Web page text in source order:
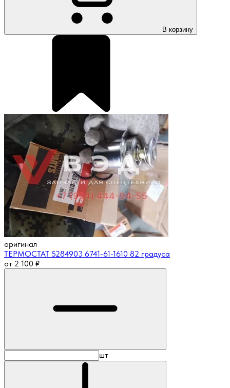
В корзину
оригинал
ТЕРМОСТАТ 5284903 6741-61-1610 82 градуса
от 2 100 ₽
шт